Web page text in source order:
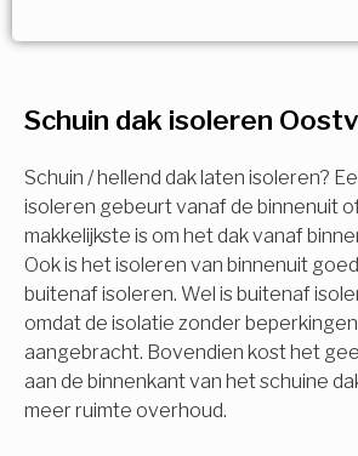
Schuin dak isoleren
Schuin / hellend dak laten isoleren?
isoleren gebeurt vanaf de binnenuit
makkelijkste is om het dak vanaf
Ook is het isoleren van binnenuit
buitenaf isoleren. Wel is buitenaf
omdat de isolatie zonder
aangebracht. Bovendien kost het
aan de binnenkant van het schuine
meer ruimte overhoud.
Meerdere keuzes
Isolatiemaatregel
Spouwisolatie
Vloerisolatie
Dakisolatie
Gevelisolatie
subsidie!
Vul uw gegevens in en
berekening per
Voornaam